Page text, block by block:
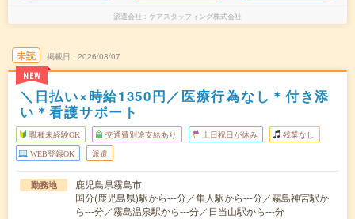
派遣会社 ケアスタッフィング株式会社
未読
NEW
掲載日 2026/08/07
＼日払い×時給1350円／医療行為なし＊付き添
い＊看護サポート
職種未経験OK 交通費別途支給あり 土日祝日が休み 残業なし
WEB登録OK 派遣
勤務地
鹿児島県霧島市
国分(鹿児島県)駅から---分／隼人駅から---分／霧島神宮駅か
ら---分／霧島温泉駅から---分／日当山駅から---分